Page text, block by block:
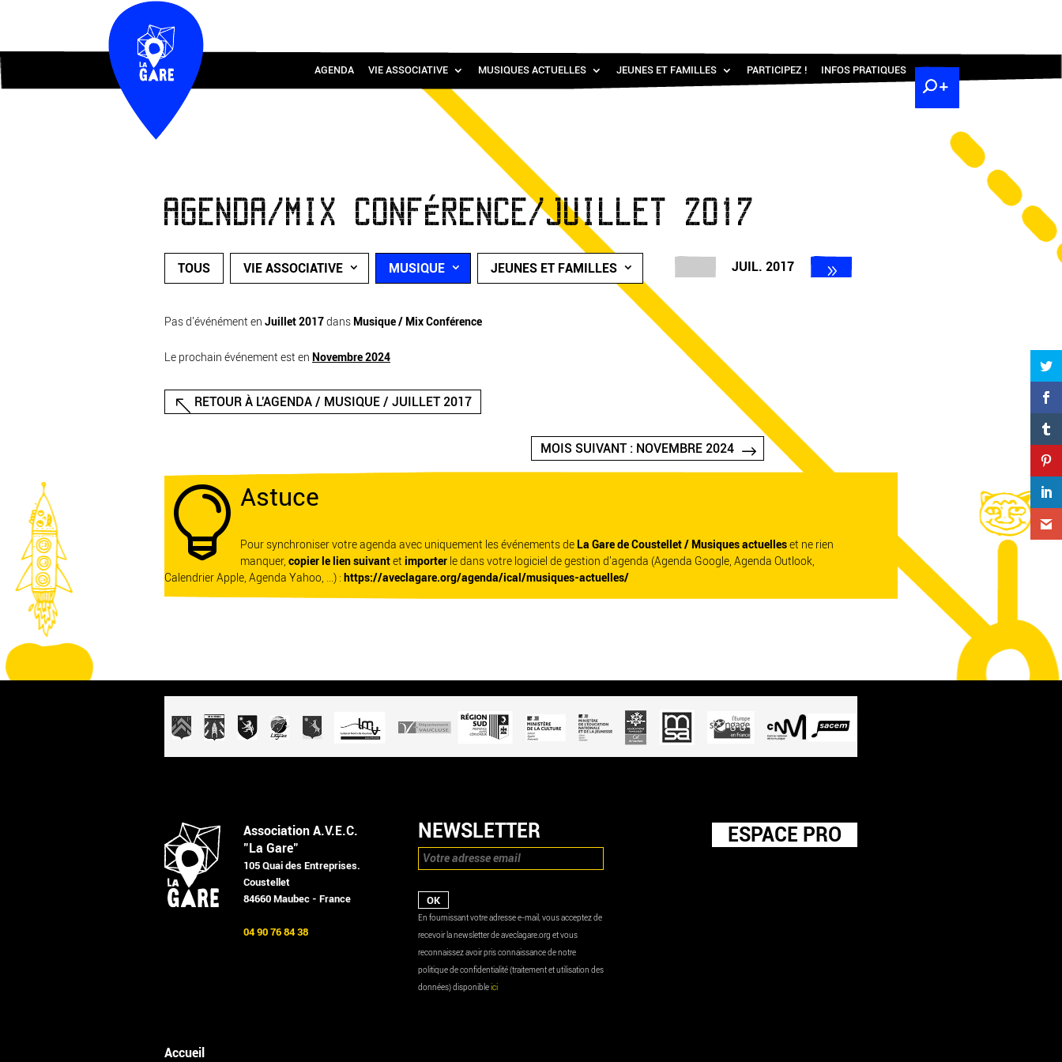
AGENDA VIE ASSOCIATIVE MUSIQUES ACTUELLES JEUNES ET FAMILLES PARTICIPEZ ! INFOS PRATIQUES
AGENDA/MIX CONFÉRENCE/JUILLET 2017
JUIL. 2017
TOUS VIE ASSOCIATIVE MUSIQUE JEUNES ET FAMILLES
Pas d'événément en Juillet 2017dans Musique / Mix Conférence
Le prochain événement est en Novembre 2024
RETOUR À L'AGENDA / MUSIQUE / JUILLET 2017
MOIS SUIVANT : NOVEMBRE 2024
 Astuce
Pour synchroniser votre agenda avec uniquement les événements de La Gare de Coustellet / Musiques actuelleset ne rien
manquer, copier le lien suivantet importer le dans votre logiciel de gestion d'agenda (Agenda Google, Agenda Outlook,
Calendrier Apple, Agenda Yahoo, ...) : https://aveclagare.org/agenda/ical/musiques-actuelles/
Association A.V.E.C.
"La Gare"
105 Quai des Entreprises.
Coustellet
84660 Maubec - France
04 90 76 84 38
NEWSLETTER
En fournissant votre adresse e-mail, vous acceptez de
recevoir la newsletter de aveclagare.org et vous
reconnaissez avoir pris connaissance de notre
politique de confidentialité (traitement et utilisation des
données) disponibleici
ESPACE PRO
Accueil